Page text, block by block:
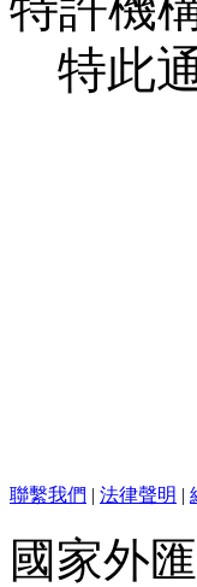
特此
聯繫我們 | 法律聲明 |
國家外